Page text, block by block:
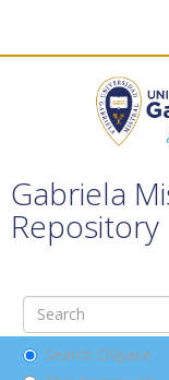
Gabriela
Repository
Search DSpace